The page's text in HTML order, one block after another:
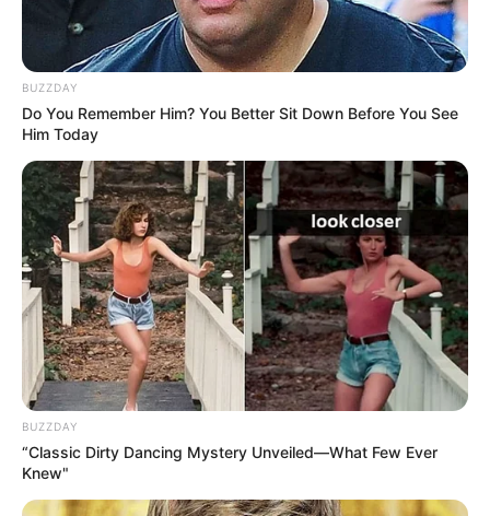
BUZZDAY
Do You Remember Him? You Better Sit Down Before You See
Him Today
BUZZDAY
“Classic Dirty Dancing Mystery Unveiled—What Few Ever
Knew"